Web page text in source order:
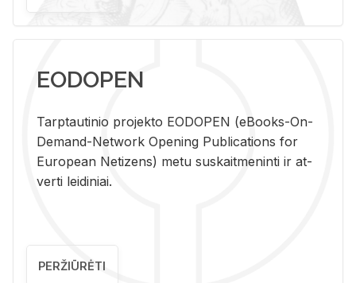
EODOPEN
Tarp­tau­ti­nio pro­jek­to EO­DO­PEN (eBo­oks-On-
De­mand-Ne­twork Ope­ning Pub­li­ca­tions for
Eu­ro­pe­an Ne­ti­zens) metu su­skait­me­nin­ti ir at­
ver­ti lei­di­niai.
PERŽIŪRĖTI